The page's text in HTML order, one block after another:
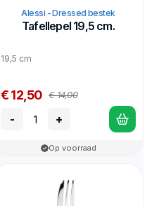
Alessi - Dressed bestek
Tafellepel 19,5 cm.
19,5 cm
€ 12,50 € 14,00
- +
Op voorraad